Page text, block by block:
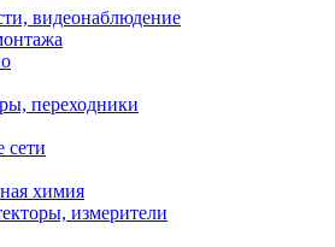
видеонаблюдение
переходники
химия
измерители